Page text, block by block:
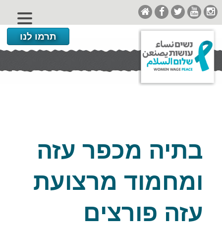
תרמו לנו
בתיה מכפר עזה
ומחמוד מרצועת
עזה פורצים